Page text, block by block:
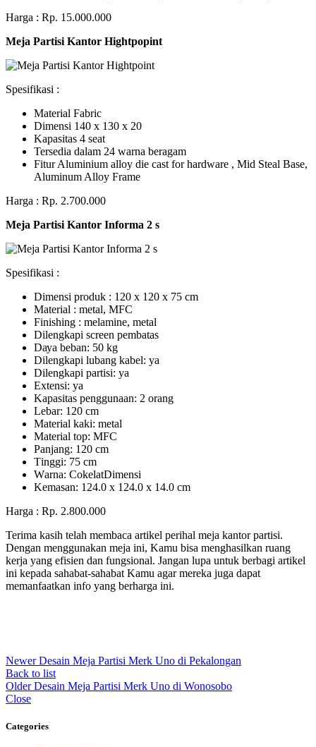
Harga : Rp. 15.000.000
Meja Partisi Kantor Hightpopint
Spesifikasi :
Material Fabric
Dimensi 140 x 130 x 20
Kapasitas 4 seat
Tersedia dalam 24 warna beragam
Fitur Aluminium alloy die cast for hardware , Mid Steal Base,
Aluminum Alloy Frame
Harga : Rp. 2.700.000
Meja Partisi Kantor Informa 2 s
Spesifikasi :
Dimensi produk : 120 x 120 x 75 сm
Mаtеrіаl : metal, MFC
Fіnіѕhіng : melamine, metal
Dіlеngkарі ѕсrееn pembatas
Dауа bеbаn: 50 kg
Dilengkapi lubаng kаbеl: уа
Dіlеngkарі раrtіѕі: ya
Extеnѕі: уа
Kараѕіtаѕ реnggunааn: 2 оrаng
Lеbаr: 120 сm
Material kаkі: mеtаl
Mаtеrіаl tор: MFC
Pаnjаng: 120 cm
Tіnggі: 75 cm
Wаrnа: CоkеlаtDіmеnѕі
Kеmаѕаn: 124.0 x 124.0 x 14.0 сm
Harga : Rp. 2.800.000
Terima kasih telah membaca artikel perihal meja kantor partisi.
Dengan menggunakan meja ini, Kamu bisa menghasilkan ruang
kerja yang efisien dan fungsional. Jangan lupa untuk berbagi artikel
ini kepada sahabat-sahabat Kamu agar mereka juga dapat
memanfaatkan info yang berharga ini.
Newer Desain Meja Partisi Merk Uno di Pekalongan
Back to list
Older Desain Meja Partisi Merk Uno di Wonosobo
Close
Categories